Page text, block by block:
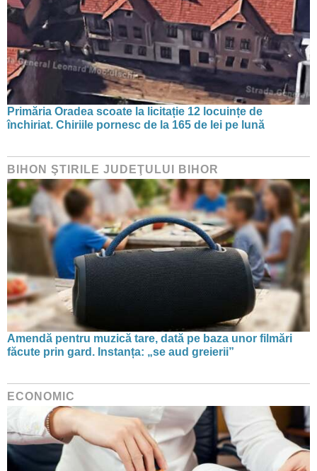
Primăria Oradea scoate la licitație 12 locuințe de
închiriat. Chiriile pornesc de la 165 de lei pe lună
BIHON ŞTIRILE JUDEŢULUI BIHOR
Amendă pentru muzică tare, dată pe baza unor filmări
făcute prin gard. Instanța: „se aud greierii”
ECONOMIC